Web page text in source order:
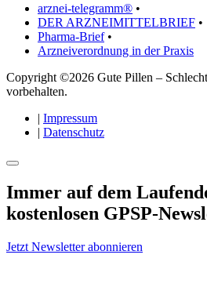
arznei-telegramm® •
DER ARZNEIMITTELBRIEF •
Pharma-Brief•
Arzneiverordnung in der Praxis
Copyright ©2026 Gute Pillen –
vorbehalten.
| Impressum
| Datenschutz
Immer auf dem
kostenlosen GPSP-
Jetzt Newsletter abonnieren